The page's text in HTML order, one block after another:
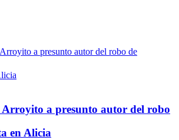
Arroyito a presunto autor del robo
en Alicia